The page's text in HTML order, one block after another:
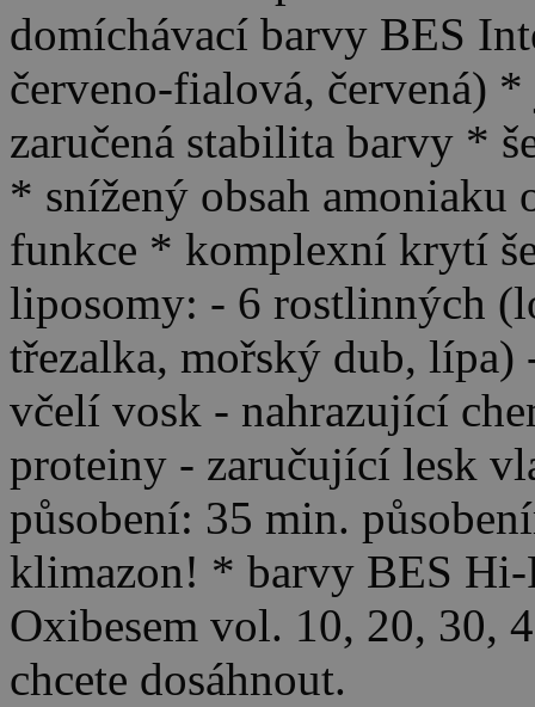
domíchávací barvy BES
červeno-fialová, červená)
zaručená stabilita barvy *
* snížený obsah
funkce * komplexní krytí
liposomy: - 6 rostlinných
třezalka, mořský dub,
včelí vosk - nahrazující
proteiny - zaručující lesk
působení: 35 min.
klimazon! * barvy BES
Oxibesem vol. 10, 20, 30,
chcete dosáhnout.